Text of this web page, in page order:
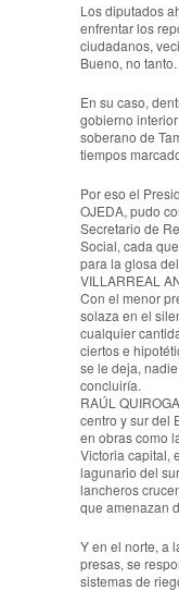
Los diputados
enfrentar los
ciudadanos,
Bueno, no tanto.
En su caso,
gobierno
soberano de
tiempos
Por eso el
OJEDA, pudo
Secretario de
Social, cada
para la glosa
VILLARREAL
Con el menor
solaza en el
cualquier
ciertos e
se le deja,
concluiría.
RAÚL
centro y sur del
en obras como
Victoria capital,
lagunario del
lancheros
que amenazan
Y en el norte, a
presas, se
sistemas de